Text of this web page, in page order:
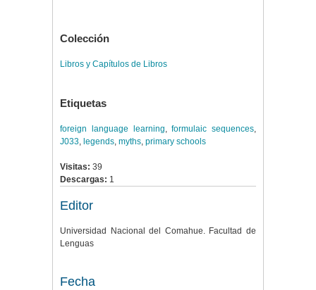
Colección
Libros y Capítulos de Libros
Etiquetas
foreign language learning,formulaic sequences,
J033, legends, myths, primary schools
Visitas: 39
Descargas: 1
Editor
Universidad Nacional del Comahue. Facultad de
Lenguas
Fecha